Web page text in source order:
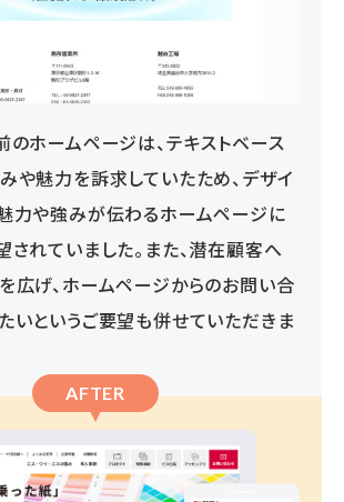
のホームページは、テキストベース
や魅力を訴求していたため、デザイ
力や強みが伝わるホームページに
されていました。また、潜在顧客へ
広げ、ホームページからのお問い合
いというご要望も併せていただきま
AFTER